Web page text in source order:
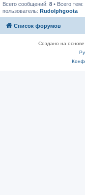
Всего сообщений: 8 • Всего тем:
пользователь: Rudolphgoota
Список форумов
Создано на основе